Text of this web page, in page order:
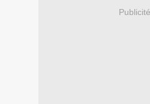
Publicité